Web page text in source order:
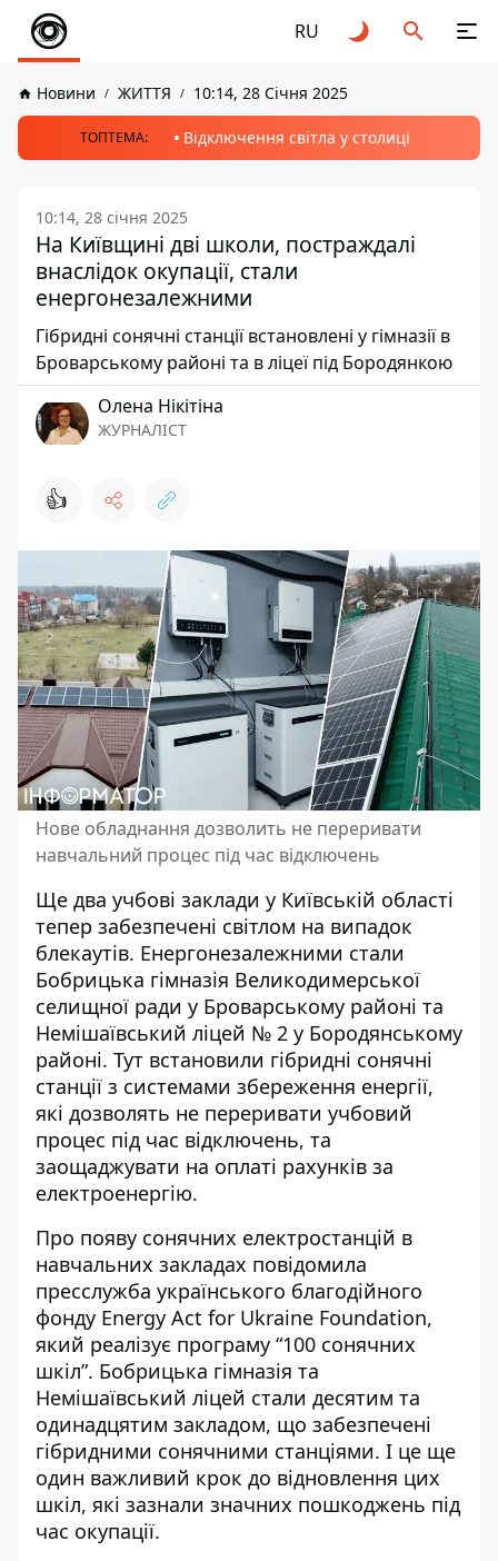
RU
Новини ЖИТТЯ 10:14, 28 Січня 2025
ТОПТЕМА: Відключення світла у столиці
10:14, 28 січня 2025
На Київщині дві школи, постраждалі
внаслідок окупації, стали
енергонезалежними
Гібридні сонячні станції встановлені у гімназії в
Броварському районі та в ліцеї під Бородянкою
Олена Нікітіна
ЖУРНАЛІСТ
👍
Нове обладнання дозволить не переривати
навчальний процес під час відключень
Ще два учбові заклади у Київській області
тепер забезпечені світлом на випадок
блекаутів. Енергонезалежними стали
Бобрицька гімназія Великодимерської
селищної ради у Броварському районі та
Немішаївський ліцей № 2 у Бородянському
районі. Тут встановили гібридні сонячні
станції з системами збереження енергії,
які дозволять не переривати учбовий
процес під час відключень, та
заощаджувати на оплаті рахунків за
електроенергію.
Про появу сонячних електростанцій в
навчальних закладах повідомила
пресслужба українського благодійного
фонду Energy Act for Ukraine Foundation,
який реалізує програму “100 сонячних
шкіл”. Бобрицька гімназія та
Немішаївський ліцей стали десятим та
одинадцятим закладом, що забезпечені
гібридними сонячними станціями. І це ще
один важливий крок до відновлення цих
шкіл, які зазнали значних пошкоджень під
час окупації.